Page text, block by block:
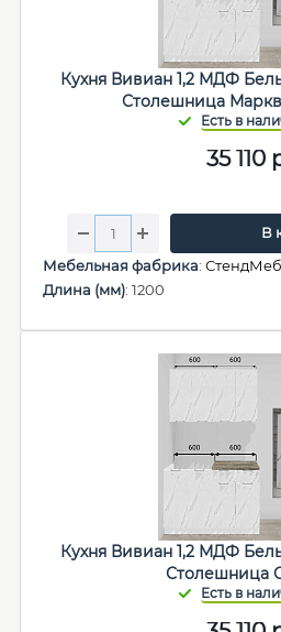
Кухня Вивиан 1,2 МДФ
Столешница
35 110
В
Мебельная фабрика:
Длина (мм): 1200
Кухня Вивиан 1,2 МДФ
Столешница